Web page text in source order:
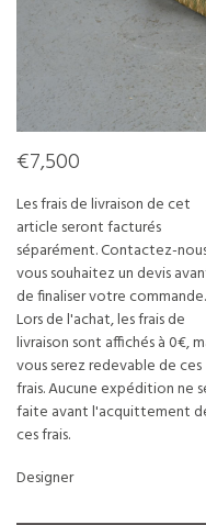
€7,500
Les frais de livraison de cet
article seront facturés
séparément. Contactez-
vous souhaitez un devis
de finaliser votre commande.
Lors de l'achat, les frais de
livraison sont affichés à 0€,
vous serez redevable de ces
frais. Aucune expédition ne
faite avant l'acquittement
ces frais.
Designer